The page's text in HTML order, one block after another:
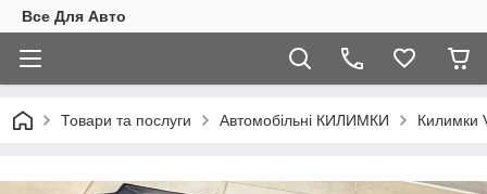
Все Для Авто
Товари та послуги Автомобільні КИЛИМКИ Килимки